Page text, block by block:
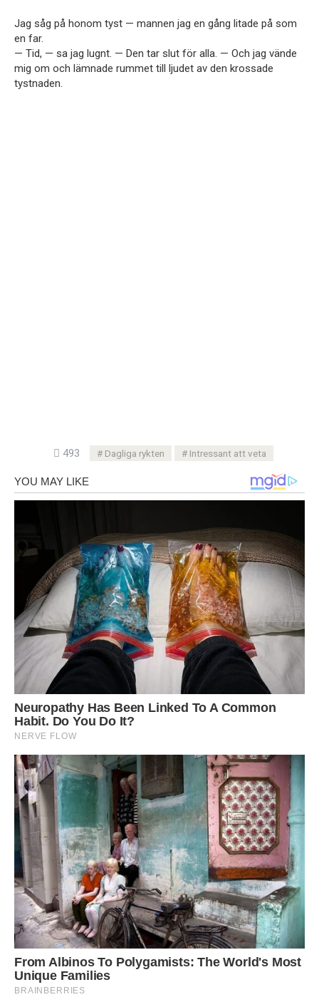
Jag såg på honom tyst — mannen jag en gång litade på som
en far.
— Tid, — sa jag lugnt. — Den tar slut för alla. — Och jag vände
mig om och lämnade rummet till ljudet av den krossade
tystnaden.
493 Dagliga rykten Intressant att veta